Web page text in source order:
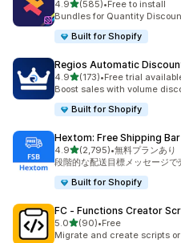
4.95つ星中
(585)
合計レビュー数：585件
•Free to install
Bundles for Quantity
Built for Shopify
Regios Automatic
4.95つ星中
(173)
合計レビュー数：173件
•Free trial
Boost sales with volume
Built for Shopify
Hextom: Free Shipping Bar
4.95つ星中
(2,795)
合計レビュー数：2795件
•無料プランあり
段階的な配送目標メッセージ
Built for Shopify
FC ‑ Functions Creator
5.05つ星中
(90)
合計レビュー数：90件
•Free
Migrate and create scripts